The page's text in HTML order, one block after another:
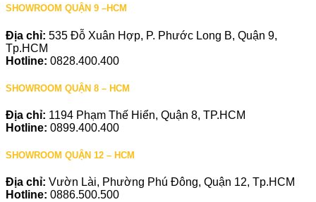
SHOWROOM QUẬN 9 –HCM
Địa chỉ: 535 Đỗ Xuân Hợp, P. Phước Long B, Quận 9,
Tp.HCM
Hotline: 0828.400.400
SHOWROOM QUẬN 8 – HCM
Địa chỉ: 1194 Phạm Thế Hiển, Quận 8, TP.HCM
Hotline: 0899.400.400
SHOWROOM QUẬN 12 – HCM
Địa chỉ: Vườn Lài, Phường Phú Đông, Quận 12, Tp.HCM
Hotline: 0886.500.500